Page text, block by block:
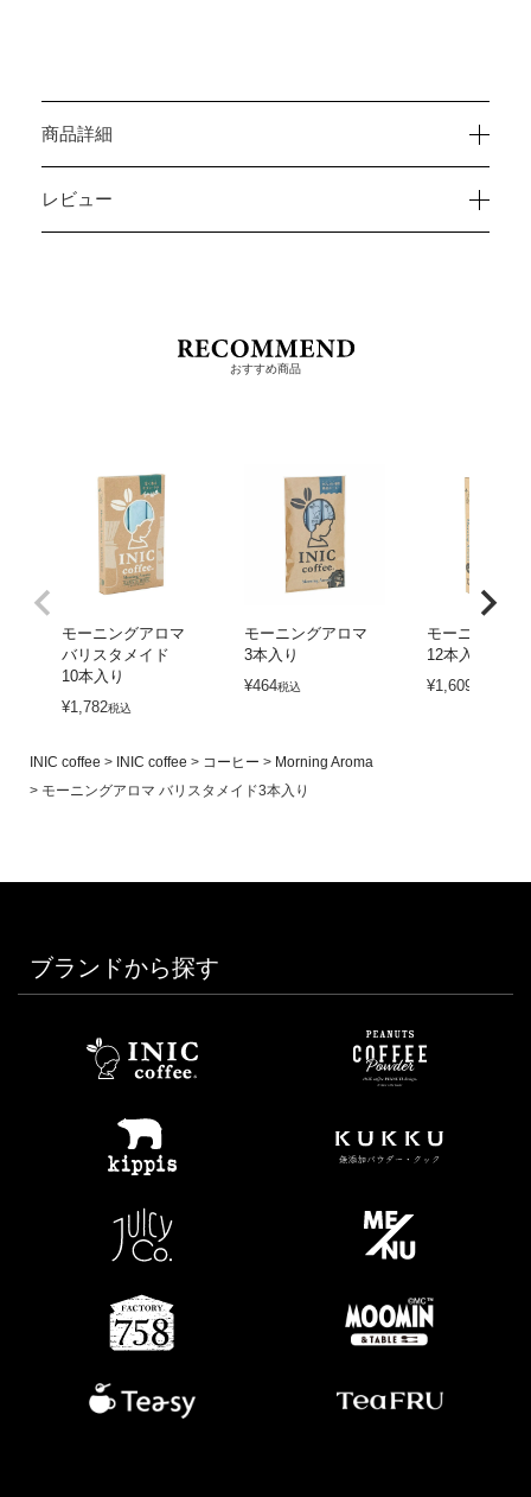
商品詳細
レビュー
おすすめ商品
モーニングアロマ
バリスタメイド
10本入り
¥1,782税込
モーニングアロマ
3本入り
¥464税込
モーニングア
12本入り
¥1,609
INIC coffee INIC coffee コーヒー
Morning Aroma
モーニングアロマ バリスタメイド3本入り
ブランドから探す